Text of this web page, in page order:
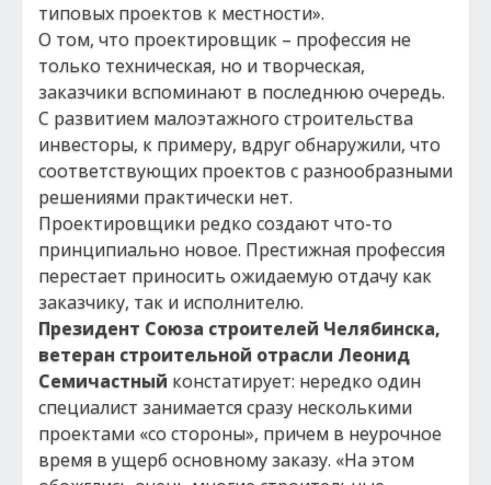
типовых проектов к местности».
О том, что проектировщик – профессия не
только техническая, но и творческая,
заказчики вспоминают в последнюю очередь.
С развитием малоэтажного строительства
инвесторы, к примеру, вдруг обнаружили, что
соответствующих проектов с разнообразными
решениями практически нет.
Проектировщики редко создают что-то
принципиально новое. Престижная профессия
перестает приносить ожидаемую отдачу как
заказчику, так и исполнителю.
Президент Союза строителей Челябинска,
ветеран строительной отрасли Леонид
Семичастный констатирует: нередко один
специалист занимается сразу несколькими
проектами «со стороны», причем в неурочное
время в ущерб основному заказу. «На этом